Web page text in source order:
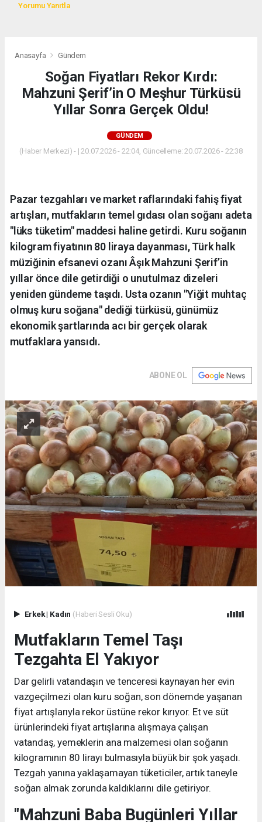
Yorumu Yanıtla
Anasayfa Gündem
Soğan Fiyatları Rekor Kırdı:
Mahzuni Şerif’in O Meşhur Türküsü
Yıllar Sonra Gerçek Oldu!
GÜNDEM
(Haber Merkezi) - | 20.07.2026 - 22:04, Güncelleme: 20.07.2026 - 22:38
Pazar tezgahları ve market raflarındaki fahiş fiyat
artışları, mutfakların temel gıdası olan soğanı adeta
"lüks tüketim" maddesi haline getirdi. Kuru soğanın
kilogram fiyatının 80 liraya dayanması, Türk halk
müziğinin efsanevi ozanı Âşık Mahzuni Şerif’in
yıllar önce dile getirdiği o unutulmaz dizeleri
yeniden gündeme taşıdı. Usta ozanın "Yiğit muhtaç
olmuş kuru soğana" dediği türküsü, günümüz
ekonomik şartlarında acı bir gerçek olarak
mutfaklara yansıdı.
ABONE OL
Erkek| Kadın (Haberi Sesli Oku)
Mutfakların Temel Taşı
Tezgahta El Yakıyor
Dar gelirli vatandaşın ve tenceresi kaynayan her evin
vazgeçilmezi olan kuru soğan, son dönemde yaşanan
fiyat artışlarıyla rekor üstüne rekor kırıyor. Et ve süt
ürünlerindeki fiyat artışlarına alışmaya çalışan
vatandaş, yemeklerin ana malzemesi olan soğanın
kilogramının 80 lirayı bulmasıyla büyük bir şok yaşadı.
Tezgah yanına yaklaşamayan tüketiciler, artık taneyle
soğan almak zorunda kaldıklarını dile getiriyor.
"Mahzuni Baba Bugünleri Yıllar